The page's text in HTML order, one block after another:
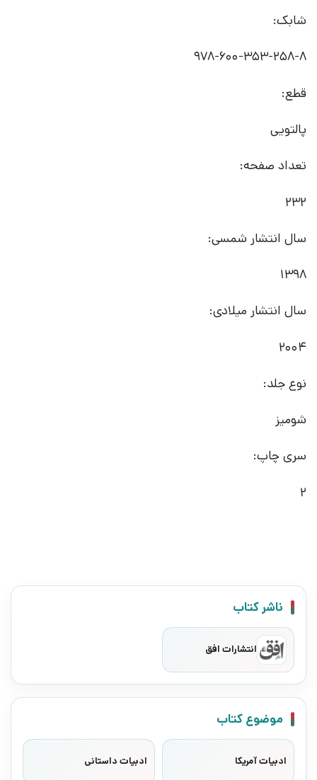
شابک:
978-600-353-258-8
قطع:
پالتویی
تعداد صفحه:
232
سال انتشار شمسی:
1398
سال انتشار میلادی:
2004
نوع جلد:
شومیز
سری چاپ:
2
ناشر کتاب
انتشارات افق
موضوع کتاب
ادبیات آمریکا ادبیات داستانی